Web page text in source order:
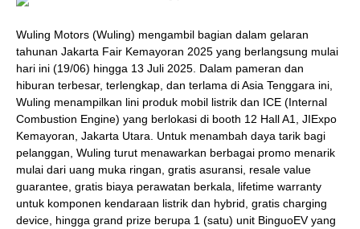
Wuling Motors (Wuling) mengambil bagian dalam gelaran
tahunan Jakarta Fair Kemayoran 2025 yang berlangsung mulai
hari ini (19/06) hingga 13 Juli 2025. Dalam pameran dan
hiburan terbesar, terlengkap, dan terlama di Asia Tenggara ini,
Wuling menampilkan lini produk mobil listrik dan ICE (Internal
Combustion Engine) yang berlokasi di booth 12 Hall A1, JIExpo
Kemayoran, Jakarta Utara. Untuk menambah daya tarik bagi
pelanggan, Wuling turut menawarkan berbagai promo menarik
mulai dari uang muka ringan, gratis asuransi, resale value
guarantee, gratis biaya perawatan berkala, lifetime warranty
untuk komponen kendaraan listrik dan hybrid, gratis charging
device, hingga grand prize berupa 1 (satu) unit BinguoEV yang